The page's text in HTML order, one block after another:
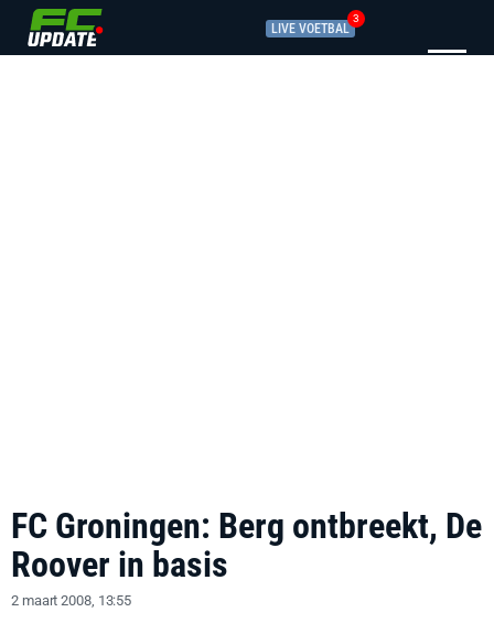
LIVE VOETBAL
3
FC Groningen: Berg ontbreekt, De
Roover in basis
2 maart 2008, 13:55